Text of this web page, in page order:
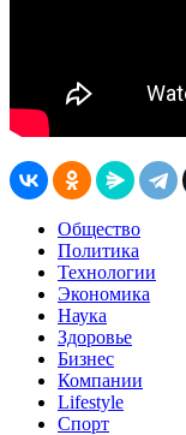
Общество
Политика
Технологии
Экономика
Наука
Здоровье
Бизнес
Компании
Lifestyle
Спорт